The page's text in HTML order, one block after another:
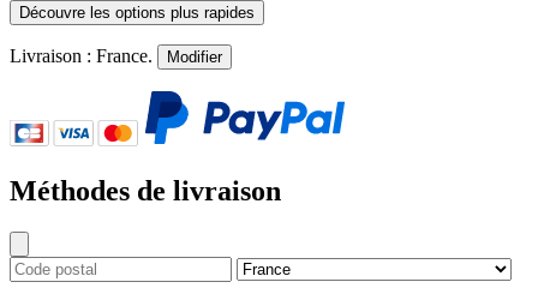
Découvre les options plus rapides
Livraison : France. Modifier
Méthodes de livraison